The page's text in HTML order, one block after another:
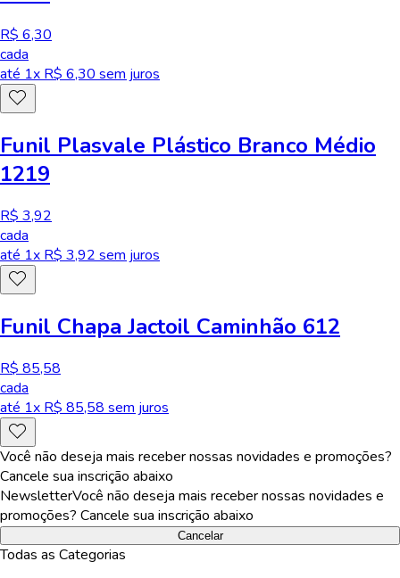
R$ 6,30
cada
até 1x R$ 6,30 sem juros
Funil Plasvale Plástico Branco Médio
1219
R$ 3,92
cada
até 1x R$ 3,92 sem juros
Funil Chapa Jactoil Caminhão 612
R$ 85,58
cada
até 1x R$ 85,58 sem juros
Você não deseja mais receber nossas novidades e promoções?
Cancele sua inscrição abaixo
NewsletterVocê não deseja mais receber nossas novidades e
promoções? Cancele sua inscrição abaixo
Cancelar
Todas as Categorias